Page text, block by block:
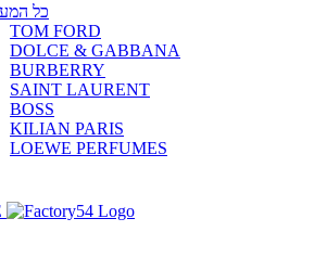
כל
TOM FORD
DOLCE & GABBANA
BURBERRY
SAINT LAURENT
BOSS
KILIAN PARIS
LOEWE PERFUMES